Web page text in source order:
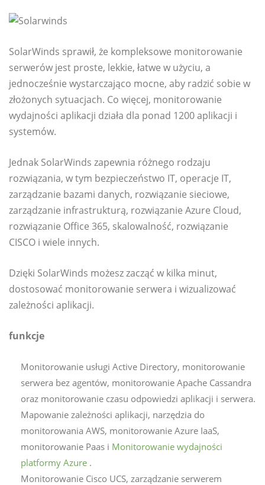
SolarWinds sprawił, że kompleksowe monitorowanie
serwerów jest proste, lekkie, łatwe w użyciu, a
jednocześnie wystarczająco mocne, aby radzić sobie w
złożonych sytuacjach. Co więcej, monitorowanie
wydajności aplikacji działa dla ponad 1200 aplikacji i
systemów.
Jednak SolarWinds zapewnia różnego rodzaju
rozwiązania, w tym bezpieczeństwo IT, operacje IT,
zarządzanie bazami danych, rozwiązanie sieciowe,
zarządzanie infrastrukturą, rozwiązanie Azure Cloud,
rozwiązanie Office 365, skalowalność, rozwiązanie
CISCO i wiele innych.
Dzięki SolarWinds możesz zacząć w kilka minut,
dostosować monitorowanie serwera i wizualizować
zależności aplikacji.
funkcje
Monitorowanie usługi Active Directory, monitorowanie
serwera bez agentów, monitorowanie Apache Cassandra
oraz monitorowanie czasu odpowiedzi aplikacji i serwera.
Mapowanie zależności aplikacji, narzędzia do
monitorowania AWS, monitorowanie Azure IaaS,
monitorowanie Paas i Monitorowanie wydajności
platformy Azure .
Monitorowanie Cisco UCS, zarządzanie serwerem